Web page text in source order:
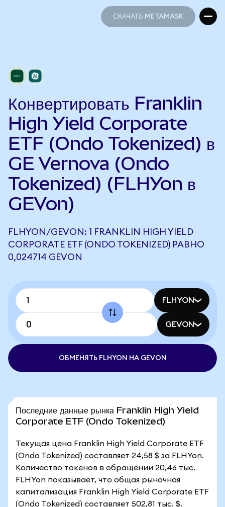
СКАЧАТЬ METAMASK
Конвертировать Franklin
High Yield Corporate
ETF (Ondo Tokenized) в
GE Vernova (Ondo
Tokenized) (FLHYon в
GEVon)
FLHYON/GEVON: 1 FRANKLIN HIGH YIELD
CORPORATE ETF (ONDO TOKENIZED) РАВНО
0,024714 GEVON
FLHYON
GEVON
ОБМЕНЯТЬ FLHYON НА GEVON
Последние данные рынка Franklin High Yield
Corporate ETF (Ondo Tokenized)
Текущая цена Franklin High Yield Corporate ETF
(Ondo Tokenized) составляет 24,58 $ за FLHYon.
Количество токенов в обращении 20,46 тыс.
FLHYon показывает, что общая рыночная
капитализация Franklin High Yield Corporate ETF
(Ondo Tokenized) составляет 502,81 тыс. $.